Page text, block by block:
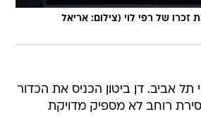
זכרו של רפי לוי (צילום: אריאל
תל אביב. דן ביטון הכניס את הכדור
רוחב לא מספיק מדויקת